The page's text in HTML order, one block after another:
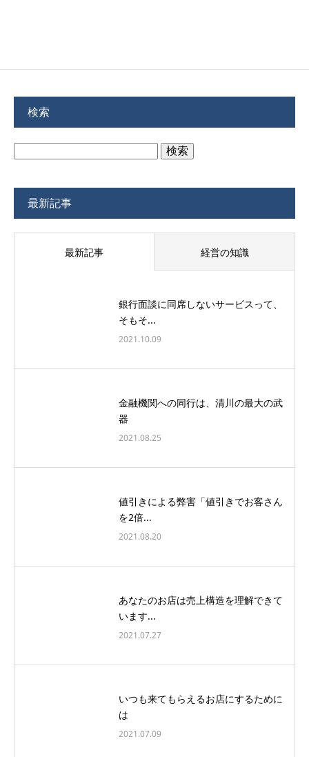
検索
最新記事
最新記事 経営の知識
銀行面談に同席しないサービスって、
そもそ...
2021.10.09
金融機関への同行は、清川の最大の武
器
2021.08.25
値引きによる弊害「値引きでお客さん
を2倍...
2021.08.20
あなたのお店は売上構造を理解できて
います...
2021.07.27
いつも来てもらえるお店にするために
は
2021.07.09